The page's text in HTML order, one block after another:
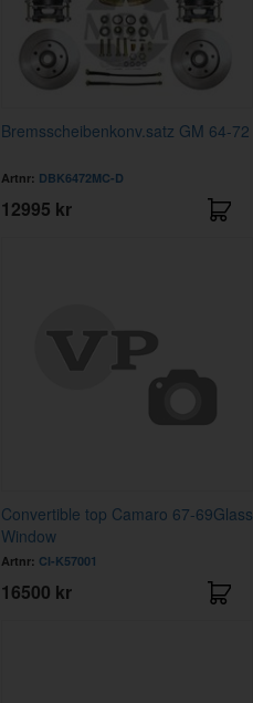
Bremsscheibenkonv.satz GM 64-72
Artnr: DBK6472MC-D
12995 kr
Convertible top Camaro 67-69Glass
Window
Artnr: CI-K57001
16500 kr